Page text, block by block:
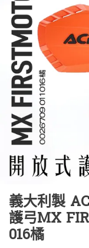
義大利製
護弓MX
016橘